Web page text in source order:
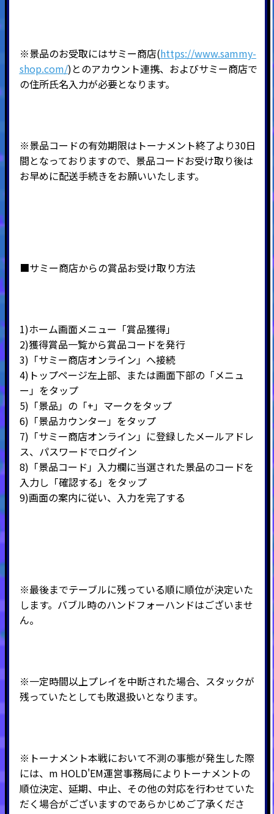
※景品のお受取にはサミー商店(https://www.sammy-
shop.com/)とのアカウント連携、およびサミー商店で
の住所氏名入力が必要となります。
※景品コードの有効期限はトーナメント終了より30日
間となっておりますので、景品コードお受け取り後は
お早めに配送手続きをお願いいたします。
■サミー商店からの賞品お受け取り方法
1)ホーム画面メニュー「賞品獲得」
2)獲得賞品一覧から賞品コードを発行
3) 「サミー商店オンライン」へ接続
4) トップページ左上部、または画面下部の「メニュ
ー」をタップ
5) 「景品」の「+ 」マークをタップ
6) 「景品カウンター」をタップ
7) 「サミー商店オンライン」に登録したメールアドレ
ス、パスワードでログイン
8) 「景品コード」入力欄に当選された景品のコードを
入力し「確認する」をタップ
9)画面の案内に従い、入力を完了する
※最後までテーブルに残っている順に順位が決定いた
します。バブル時のハンドフォーハンドはございませ
ん。
※一定時間以上プレイを中断された場合、スタックが
残っていたとしても敗退扱いとなります。
※トーナメント本戦において不測の事態が発生した際
には、m HOLD'EM運営事務局によりトーナメントの
順位決定、延期、中止、その他の対応を行わせていた
だく場合がございますのであらかじめご了承くださ